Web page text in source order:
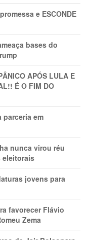
e ESCONDE
bases do
APÓS LULA E
É O FIM DO
parceria em
nunca virou réu
eleitorais
jovens para
favorecer Flávio
Zema